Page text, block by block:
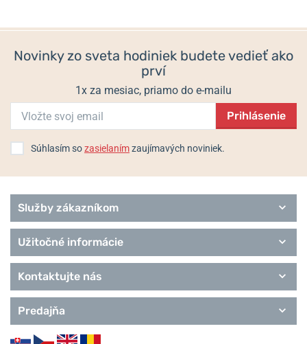
Ceramic
Chrono bike
Chrono Sport
Elegance
Novinky zo sveta hodiniek budete vedieť ako
prví
1x za mesiac, priamo do e-mailu
Prihlásenie
Súhlasím sozasielanímzaujímavých noviniek.
Služby zákazníkom
Užitočné informácie
Kontaktujte nás
Predajňa